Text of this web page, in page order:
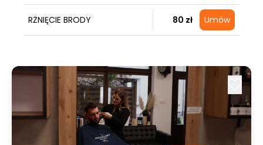
RŻNIĘCIE BRODY 80 zł Umów